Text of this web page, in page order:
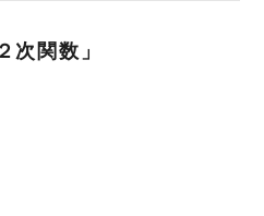
次関数」